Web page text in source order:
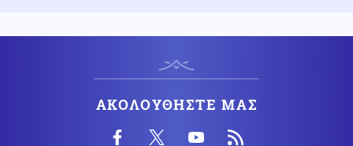
35 στην Τουρκία λόγω της Κίνας»
ΑΚΟΛΟΥΘΗΣΤΕ ΜΑΣ